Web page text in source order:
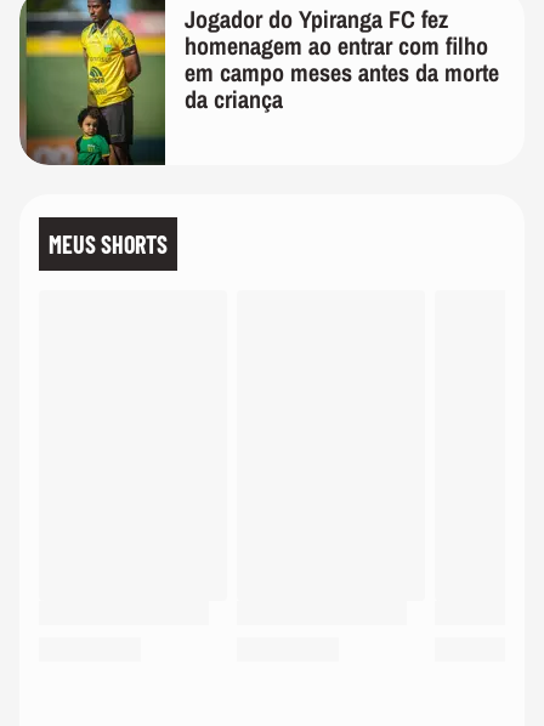
Jogador do Ypiranga FC fez
homenagem ao entrar com filho
em campo meses antes da morte
da criança
MEUS SHORTS